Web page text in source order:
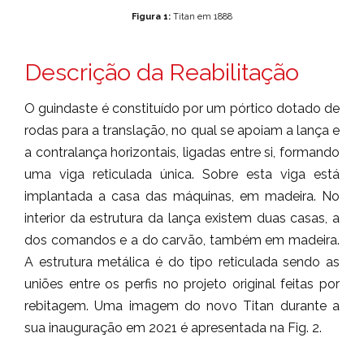
Figura 1: Titan em 1888
Descrição da Reabilitação
O guindaste é constituído por um pórtico dotado de
rodas para a translação, no qual se apoiam a lança e
a contralança horizontais, ligadas entre si, formando
uma viga reticulada única. Sobre esta viga está
implantada a casa das máquinas, em madeira. No
interior da estrutura da lança existem duas casas, a
dos comandos e a do carvão, também em madeira.
A estrutura metálica é do tipo reticulada sendo as
uniões entre os perfis no projeto original feitas por
rebitagem. Uma imagem do novo Titan durante a
sua inauguração em 2021 é apresentada na Fig. 2.